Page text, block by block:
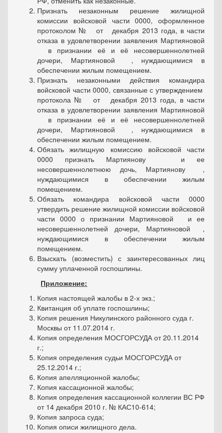
Признать незаконным решение жилищной
комиссии войсковой части 0000, оформленное
протоколом № от декабря 2013 года, в части
отказа в удовлетворении заявления Мартияновой
в признании её и её несовершеннолетней
дочери, Мартияновой , нуждающимися в
обеспечении жилым помещением.
Признать незаконными действия командира
войсковой части 0000, связанные с утверждением
протокола № от декабря 2013 года, в части
отказа в удовлетворении заявления Мартияновой
в признании её и её несовершеннолетней
дочери, Мартияновой , нуждающимися в
обеспечении жилым помещением.
Обязать жилищную комиссию войсковой части
0000 признать Мартиянову и ее
несовершеннолетнюю дочь, Мартиянову ,
нуждающимися в обеспечении жилым
помещением.
Обязать командира войсковой части 0000
утвердить решение жилищной комиссии войсковой
части 0000 о признании Мартияновой и ее
несовершеннолетней дочери, Мартияновой ,
нуждающимися в обеспечении жилым
помещением.
Взыскать (возместить) с заинтересованных лиц
сумму уплаченной госпошлины.
Приложение:
Копия настоящей жалобы в 2-х экз.;
Квитанция об уплате госпошлины;
Копия решения Никулинского районного суда г.
Москвы от 11.07.2014 г.
Копия определения МОСГОРСУДА от 20.11.2014
г.;
Копия определения судьи МОСГОРСУДА от
25.12.2014 г.;
Копия апелляционной жалобы;
Копия кассационной жалобы;
Копия определения кассационной коллегии ВС РФ
от 14 декабря 2010 г. № КАС10-614;
Копия запроса суда;
Копия описи жилищного дела.